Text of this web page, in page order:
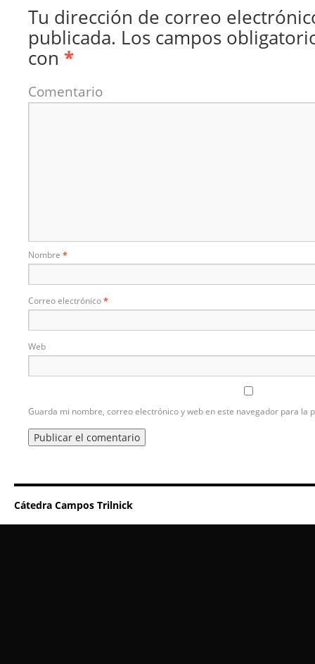
Tu dirección de correo
publicada. Los campos
con *
Comentario
Nombre *
Correo electrónico*
Web
Guarda mi nombre, correo electrónico y web en este navegador para la
Cátedra Campos Trilnick